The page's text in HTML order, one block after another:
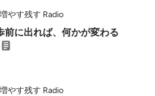
やす残す Radio
一歩前に出れば、何かが変わる
やす残す Radio